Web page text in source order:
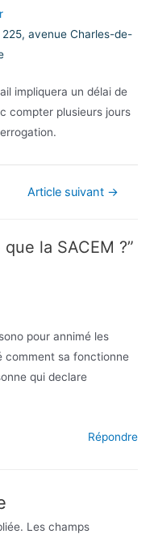
225, avenue Charles-de-
impliquera un délai de
compter plusieurs jours
Article suivant →
la SACEM ?”
pour annimé les
comment sa fonctionne
qui declare
Répondre
Les champs